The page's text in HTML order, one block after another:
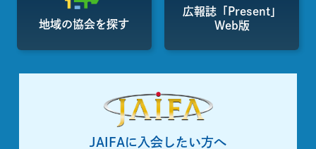
地域の協会を探す
広報誌「Present」
Web版
JAIFAに入会したい方へ